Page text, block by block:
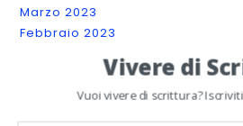
Marzo 2023
Febbraio 2023
Dicembre 2022
Novembre 2022
Vivere di
Vuoi vivere di scrittura?